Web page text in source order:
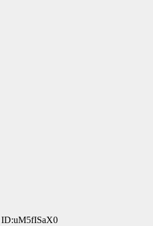
ID:uM5fISaX0